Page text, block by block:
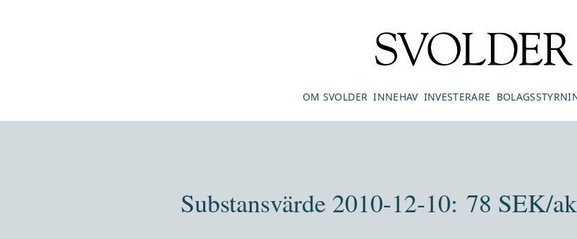
OM SVOLDER INNEHAV INVESTERARE
Substansvärde 2010-12-10: 78 SEK/